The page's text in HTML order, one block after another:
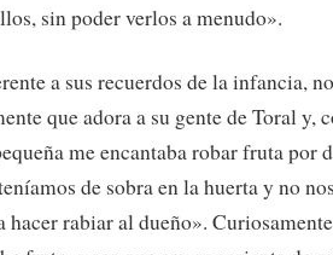
sin poder verlos a menudo».
a sus recuerdos de la infancia,
que adora a su gente de Toral y,
me encantaba robar fruta por
de sobra en la huerta y no
hacer rabiar al dueño».